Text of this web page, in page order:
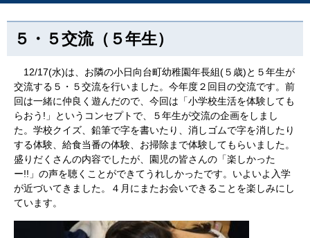
５・５交流（５年生）
12/17(水)は、お隣の小日向台町幼稚園年長組(５歳)と５年生が
交流する５・５交流を行いました。今年度２回目の交流です。前
回は一緒に仲良く遊んだので、今回は「小学校生活を体験しても
らおう!」というコンセプトで、５年生が交流の企画をしまし
た。学校クイズ、鉛筆で字を書いたり、消しゴムで字を消したり
する体験、給食当番の体験、お掃除まで体験してもらいました。
盛りだくさんの内容でしたが、園児の皆さんの「楽しかった
ー!!」の声を聴くことができてうれしかったです。いよいよ入学
が近づいてきました。４月にまたお会いできることを楽しみにし
ています。